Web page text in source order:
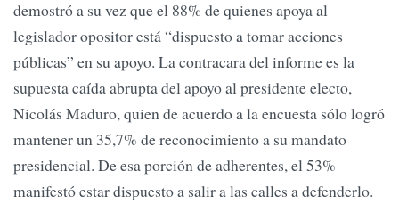
demostró a su vez que el 88% de quienes apoya al
legislador opositor está “dispuesto a tomar acciones
públicas” en su apoyo. La contracara del informe es la
supuesta caída abrupta del apoyo al presidente electo,
Nicolás Maduro, quien de acuerdo a la encuesta sólo logró
mantener un 35,7% de reconocimiento a su mandato
presidencial. De esa porción de adherentes, el 53%
manifestó estar dispuesto a salir a las calles a defenderlo.